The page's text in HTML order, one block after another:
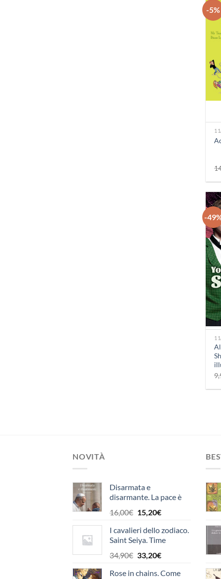
-5%
-
+
NOVITÀ
Disarmata e
disarmante. La pace è
16,00€ Il
originale
era:
16,00€.
15,20€Il
attuale
è:
15,20€.
I cavalieri dello zodiaco.
Saint Seiya. Time
edition Vol. 3
34,90€ Il
originale
33,20€Il
attuale
Rose in chains. Come